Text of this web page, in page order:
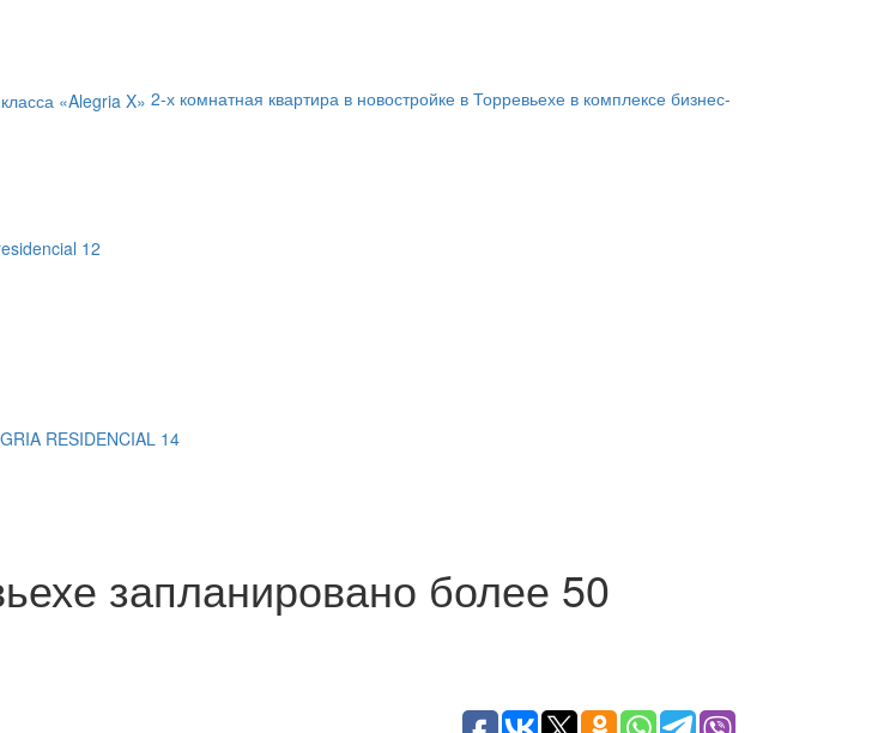
2-х комнатная квартира в новостройке в Торревьехе в комплексе бизнес-
12
RESIDENCIAL 14
запланировано более 50